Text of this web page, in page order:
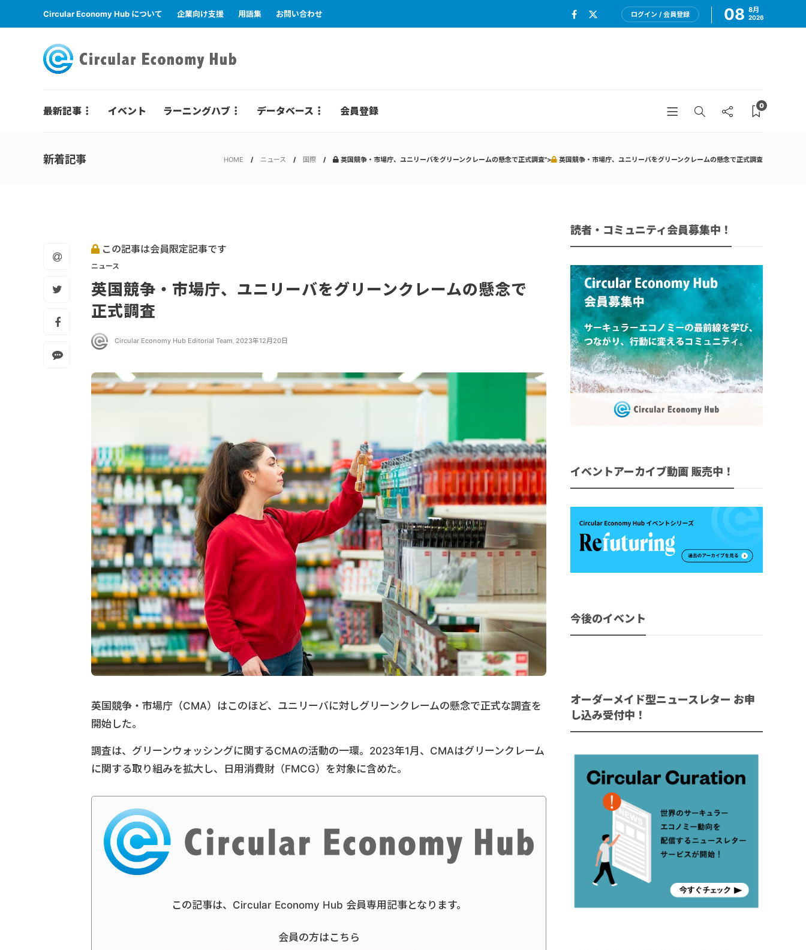
Circular Economy Hub について 企業向け支援 用語集 お問い合わせ ログイン / 会員登録 08 8月
2026
最新記事 イベント ラーニングハブ データベース 会員登録 0
新着記事 HOME ニュース 国際 英国競争・市場庁、ユニリーバをグリーンクレームの懸念で正式調査"> 英国競争・市場庁、ユニリーバをグリーンクレームの懸念で正式調査
この記事は会員限定記事です
ニュース
英国競争・市場庁、ユニリーバをグリーンクレームの懸念で
正式調査
Circular Economy Hub Editorial Team, 2023年12月20日
英国競争・市場庁（CMA）はこのほど、ユニリーバに対しグリーンクレームの懸念で正式な調査を
開始した。
調査は、グリーンウォッシングに関するCMAの活動の一環。2023年1月、CMAはグリーンクレーム
に関する取り組みを拡大し、日用消費財（FMCG）を対象に含めた。
この記事は、Circular Economy Hub 会員専用記事となります。
会員の方はこちら
読者・コミュニティ会員募集中！
イベントアーカイブ動画 販売中！
今後のイベント
オーダーメイド型ニュースレター お申
し込み受付中！